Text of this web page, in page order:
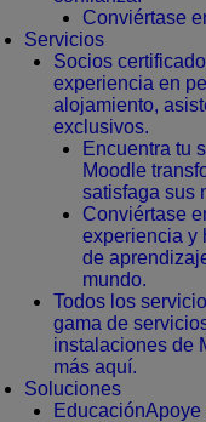
Conviértase
Servicios
Socios
experiencia en
alojamiento,
exclusivos.
Encuentra tu
Moodle
satisfaga sus
Conviértase
experiencia y
de
mundo.
Todos los
gama de
instalaciones de
más aquí.
Soluciones
EducaciónApoye